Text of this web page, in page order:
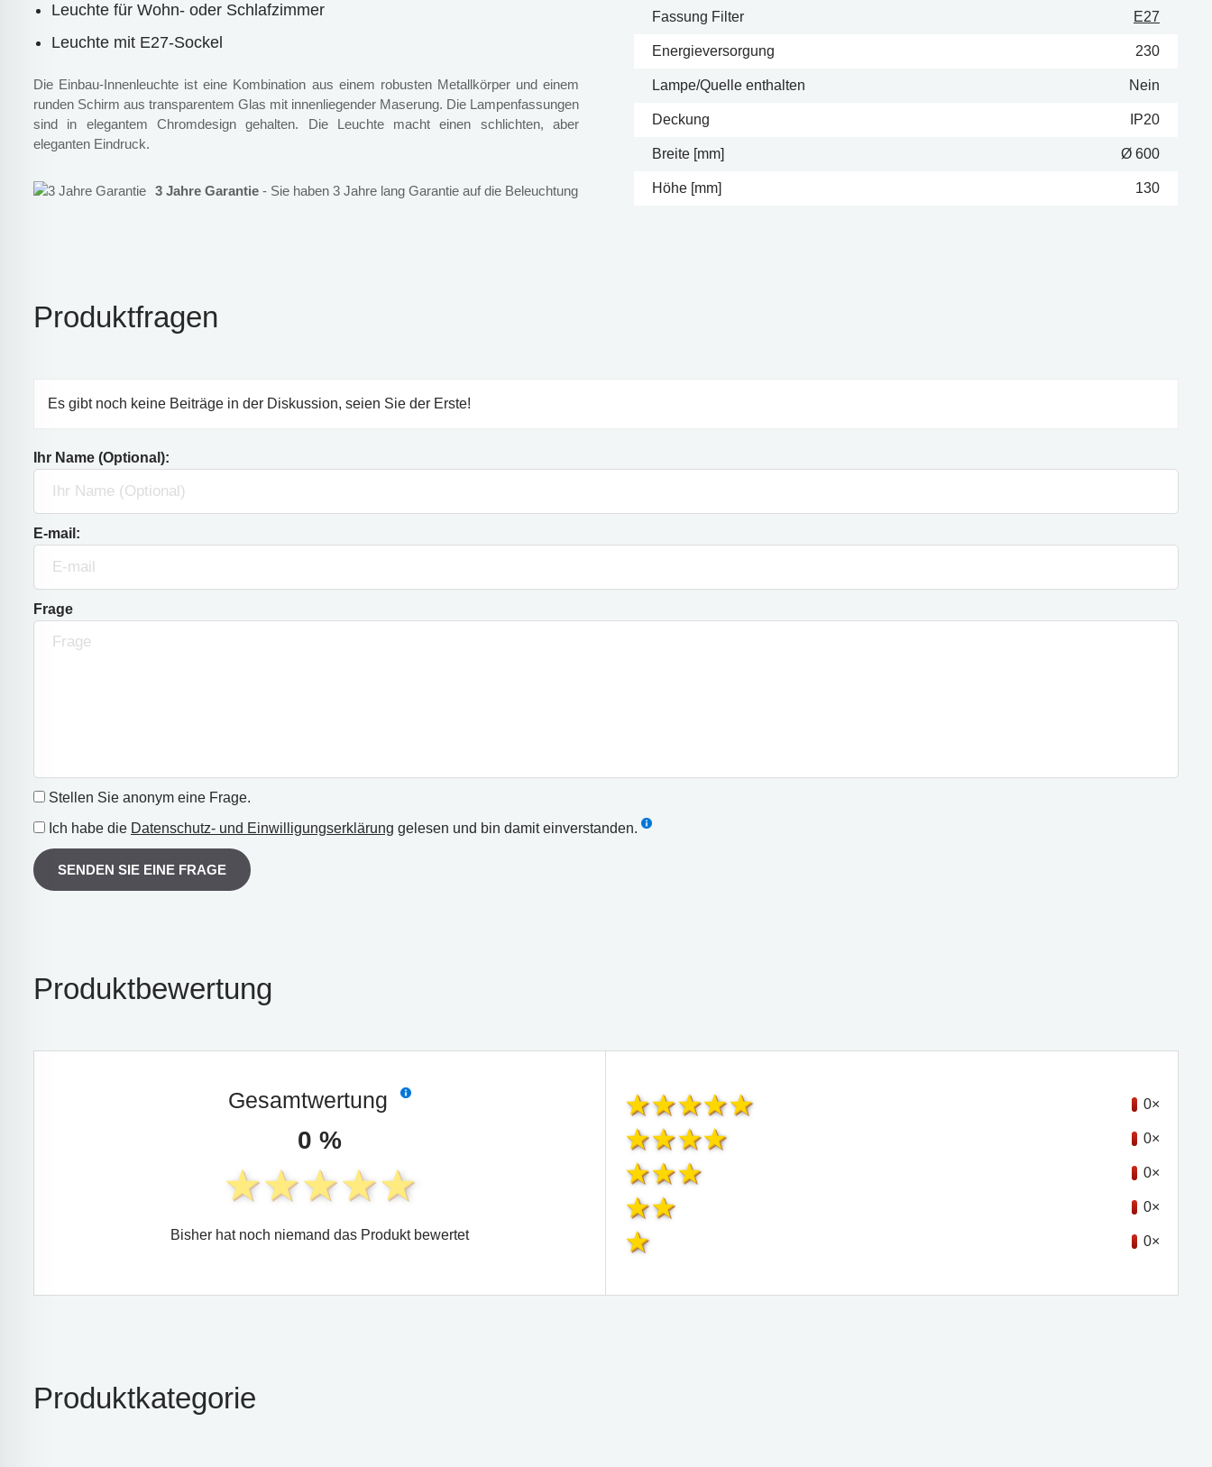
Leuchte für Wohn- oder Schlafzimmer
Leuchte mit E27-Sockel
Die Einbau-Innenleuchte ist eine Kombination aus einem robusten Metallkörper und einem
runden Schirm aus transparentem Glas mit innenliegender Maserung. Die Lampenfassungen
sind in elegantem Chromdesign gehalten. Die Leuchte macht einen schlichten, aber
eleganten Eindruck.
3 Jahre Garantie - Sie haben 3 Jahre lang Garantie auf die Beleuchtung
Fassung Filter E27
Energieversorgung 230
Lampe/Quelle enthalten Nein
Deckung IP20
Breite [mm] Ø 600
Höhe [mm] 130
Produktfragen
Es gibt noch keine Beiträge in der Diskussion, seien Sie der Erste!
Ihr Name (Optional):
E-mail:
Frage
Stellen Sie anonym eine Frage.
Ich habe die Datenschutz- und Einwilligungserklärung gelesen und bin damit einverstanden.
SENDEN SIE EINE FRAGE
Produktbewertung
Gesamtwertung
0 %
Bisher hat noch niemand das Produkt bewertet
0×
0×
0×
0×
0×
Produktkategorie